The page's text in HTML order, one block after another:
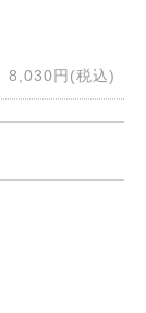
8,030円(税込)